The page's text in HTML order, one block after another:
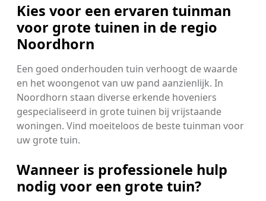
Kies voor een ervaren tuinman
voor grote tuinen in de regio
Noordhorn
Een goed onderhouden tuin verhoogt de waarde
en het woongenot van uw pand aanzienlijk. In
Noordhorn staan diverse erkende hoveniers
gespecialiseerd in grote tuinen bij vrijstaande
woningen. Vind moeiteloos de beste tuinman voor
uw grote tuin.
Wanneer is professionele hulp
nodig voor een grote tuin?